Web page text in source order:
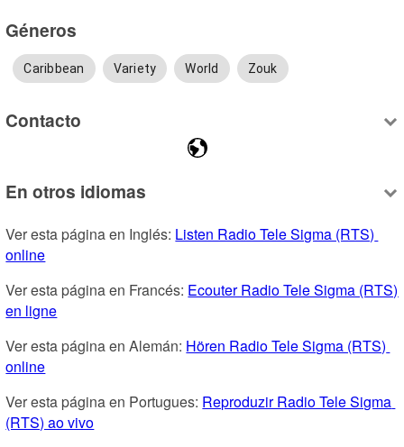
Géneros
Caribbean Variety World Zouk
Contacto
En otros idiomas
Ver esta página en Inglés: Listen Radio Tele Sigma (RTS)
online
Ver esta página en Francés: Ecouter Radio Tele Sigma (RTS)
en ligne
Ver esta página en Alemán: Hören Radio Tele Sigma (RTS)
online
Ver esta página en Portugues: Reproduzir Radio Tele Sigma
(RTS) ao vivo